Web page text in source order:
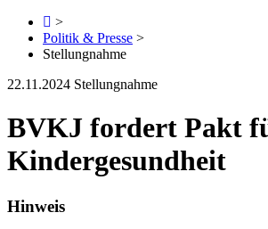
>
Politik & Presse >
Stellungnahme
22.11.2024 Stellungnahme
BVKJ fordert Pakt
Kindergesundheit
Hinweis